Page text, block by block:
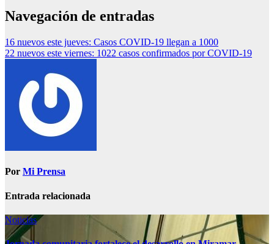
Navegación de entradas
16 nuevos este jueves: Casos COVID-19 llegan a 1000
22 nuevos este viernes: 1022 casos confirmados por COVID-19
Por Mi Prensa
Entrada relacionada
Noticias